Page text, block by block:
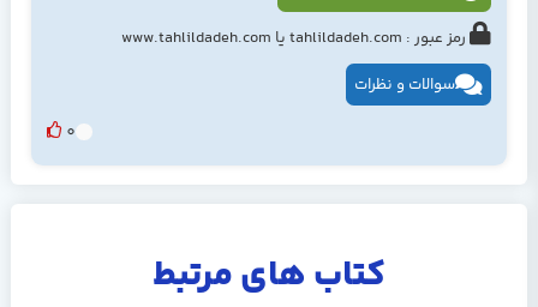
رمز عبور : tahlildadeh.com یا www.tahlildadeh.com
سوالات و نظرات
0
کتاب های مرتبط